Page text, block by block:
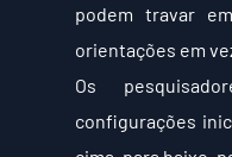
podem travar
orientações em
Os
configurações